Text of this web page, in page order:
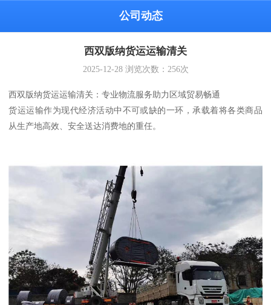
公司动态
西双版纳货运运输清关
2025-12-28浏览次数： 256次
西双版纳货运运输清关：专业物流服务助力区域贸易畅通
货运运输作为现代经济活动中不可或缺的一环，承载着将各类商品
从生产地高效、安全送达消费地的重任。